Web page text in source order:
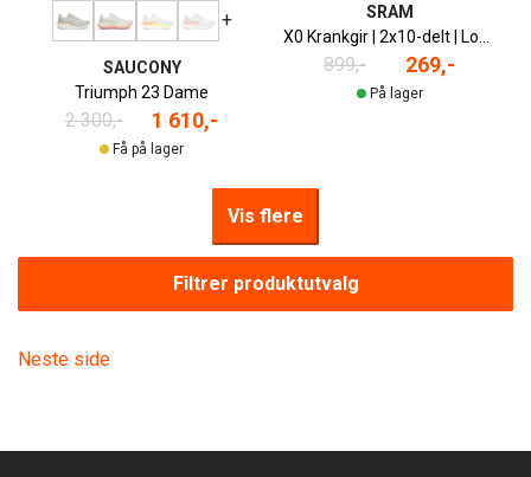
+
SAUCONY
Triumph 23 Dame
2 300,- 1 610,-
Få på lager
SRAM
899,- 269,-
På lager
Vis flere
Filtrer produktutvalg
Neste side